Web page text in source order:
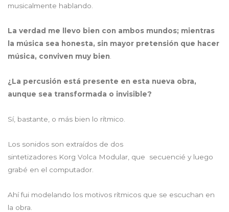
musicalmente hablando.
La verdad me llevo bien con ambos mundos; mientras
la música sea honesta, sin mayor pretensión que hacer
música, conviven muy bien.
¿La percusión está presente en esta nueva obra,
aunque sea transformada o invisible?
Sí, bastante, o más bien lo rítmico.
Los sonidos son extraídos de dos
sintetizadores Korg Volca Modular, que secuencié y luego
grabé en el computador.
Ahí fui modelando los motivos rítmicos que se escuchan en
la obra.